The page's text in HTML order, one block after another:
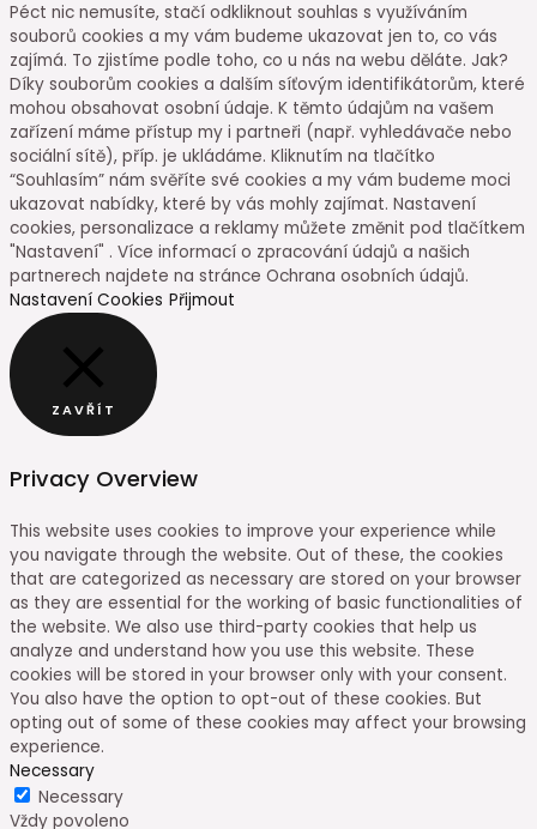
Péct nic nemusíte, stačí odkliknout souhlas s využíváním
souborů cookies a my vám budeme ukazovat jen to, co vás
zajímá. To zjistíme podle toho, co u nás na webu děláte. Jak?
Díky souborům cookies a dalším síťovým identifikátorům, které
mohou obsahovat osobní údaje. K těmto údajům na vašem
zařízení máme přístup my i partneři (např. vyhledávače nebo
sociální sítě), příp. je ukládáme. Kliknutím na tlačítko
“Souhlasím” nám svěříte své cookies a my vám budeme moci
ukazovat nabídky, které by vás mohly zajímat. Nastavení
cookies, personalizace a reklamy můžete změnit pod tlačítkem
"Nastavení" . Více informací o zpracování údajů a našich
partnerech najdete na stránce Ochrana osobních údajů.
Nastavení Cookies Přijmout
ZAVŘÍT
Privacy Overview
This website uses cookies to improve your experience while
you navigate through the website. Out of these, the cookies
that are categorized as necessary are stored on your browser
as they are essential for the working of basic functionalities of
the website. We also use third-party cookies that help us
analyze and understand how you use this website. These
cookies will be stored in your browser only with your consent.
You also have the option to opt-out of these cookies. But
opting out of some of these cookies may affect your browsing
experience.
Necessary
Necessary
Vždy povoleno